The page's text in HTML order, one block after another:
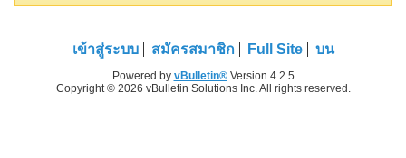
เข้าสู่ระบบ สมัครสมาชิก Full Site บน
Powered by vBulletin®Version 4.2.5
Copyright © 2026 vBulletin Solutions Inc. All rights reserved.